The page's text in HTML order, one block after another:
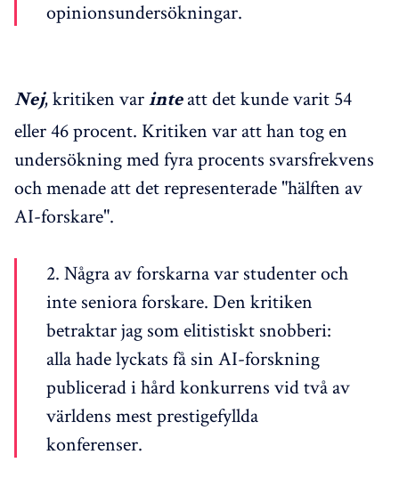
opinionsundersökningar.
Nej, kritiken var inteatt det kunde varit 54
eller 46 procent. Kritiken var att han tog en
undersökning med fyra procents svarsfrekvens
och menade att det representerade "hälften av
AI-forskare".
2. Några av forskarna var studenter och
inte seniora forskare. Den kritiken
betraktar jag som elitistiskt snobberi:
alla hade lyckats få sin AI-forskning
publicerad i hård konkurrens vid två av
världens mest prestigefyllda
konferenser.